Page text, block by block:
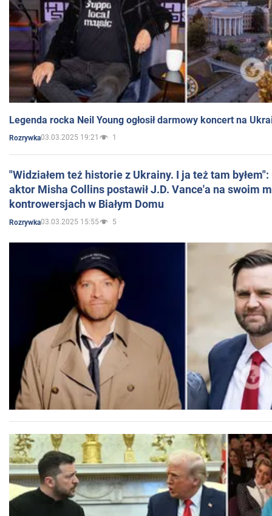
Legenda rocka Neil Young ogłosił darmowy koncert na
Rozrywka03.03.2025 19:21 1
"Widziałem też historie z Ukrainy. I ja też tam
aktor Misha Collins postawił J.D. Vance'a na swoim
kontrowersjach w Białym Domu
Rozrywka03.03.2025 15:55 5